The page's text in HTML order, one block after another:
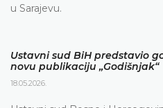
u Sarajevu.
Ustavni sud BiH predstavio
novu publikaciju „Godišnjak“
18.05.2026.